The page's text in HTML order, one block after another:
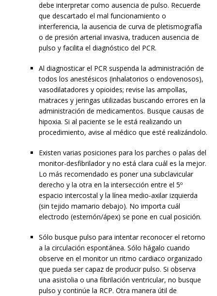
debe interpretar como ausencia de pulso. Recuerde
que descartado el mal funcionamiento o
interferencia, la ausencia de curva de pletismografía
o de presión arterial invasiva, traducen ausencia de
pulso y facilita el diagnóstico del PCR.
Al diagnosticar el PCR suspenda la administración de
todos los anestésicos (inhalatorios o endovenosos),
vasodilatadores y opioides; revise las ampollas,
matraces y jeringas utilizadas buscando errores en la
administración de medicamentos. Busque causas de
hipoxia. Si al paciente se le está realizando un
procedimiento, avise al médico que esté realizándolo.
Existen varias posiciones para los parches o palas del
monitor-desfibrilador y no está clara cuál es la mejor.
Lo más recomendado es poner una subclavicular
derecho y la otra en la intersección entre el 5º
espacio intercostal y la línea medio-axilar izquierda
(sin tejido mamario debajo). No importa cuál
electrodo (esternón/ápex) se pone en cual posición.
Sólo busque pulso para intentar reconocer el retorno
a la circulación espontánea. Sólo hágalo cuando
observe en el monitor un ritmo cardiaco organizado
que pueda ser capaz de producir pulso. Si observa
una asistolia o una fibrilación ventricular, no busque
pulso y continúe la RCP. Otra manera útil de